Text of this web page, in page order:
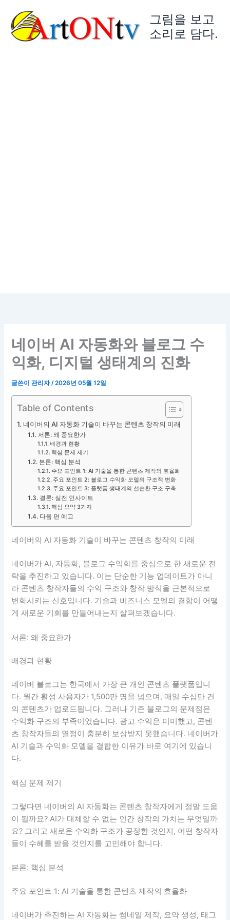
그림을 보고
소리로 담다.
네이버 AI 자동화와 블로그 수
익화, 디지털 생태계의 진화
글쓴이관리자/2026년 05월 12일
Table of Contents
네이버의 AI 자동화 기술이 바꾸는 콘텐츠 창작의 미래
서론: 왜 중요한가
배경과 현황
핵심 문제 제기
본론: 핵심 분석
주요 포인트 1: AI 기술을 통한 콘텐츠 제작의 효율화
주요 포인트 2: 블로그 수익화 모델의 구조적 변화
주요 포인트 3: 플랫폼 생태계의 선순환 구조 구축
결론: 실전 인사이트
핵심 요약 3가지
다음 편 예고
네이버의 AI 자동화 기술이 바꾸는 콘텐츠 창작의 미래
네이버가 AI, 자동화, 블로그 수익화를 중심으로 한 새로운 전
략을 추진하고 있습니다. 이는 단순한 기능 업데이트가 아니
라 콘텐츠 창작자들의 수익 구조와 창작 방식을 근본적으로
변화시키는 신호입니다. 기술과 비즈니스 모델의 결합이 어떻
게 새로운 기회를 만들어내는지 살펴보겠습니다.
서론: 왜 중요한가
배경과 현황
네이버 블로그는 한국에서 가장 큰 개인 콘텐츠 플랫폼입니
다. 월간 활성 사용자가 1,500만 명을 넘으며, 매일 수십만 건
의 콘텐츠가 업로드됩니다. 그러나 기존 블로그의 문제점은
수익화 구조의 부족이었습니다. 광고 수익은 미미했고, 콘텐
츠 창작자들의 열정이 충분히 보상받지 못했습니다. 네이버가
AI 기술과 수익화 모델을 결합한 이유가 바로 여기에 있습니
다.
핵심 문제 제기
그렇다면 네이버의 AI 자동화는 콘텐츠 창작자에게 정말 도움
이 될까요? AI가 대체할 수 없는 인간 창작의 가치는 무엇일까
요? 그리고 새로운 수익화 구조가 공정한 것인지, 어떤 창작자
들이 수혜를 받을 것인지를 고민해야 합니다.
본론: 핵심 분석
주요 포인트 1: AI 기술을 통한 콘텐츠 제작의 효율화
네이버가 추진하는 AI 자동화는 썸네일 제작, 요약 생성, 태그